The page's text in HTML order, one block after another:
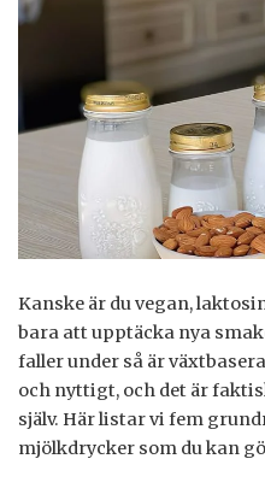
Kanske är du vegan,
bara att upptäcka nya
faller under så är
och nyttigt, och det är
själv. Här listar vi fem
mjölkdrycker som du kan